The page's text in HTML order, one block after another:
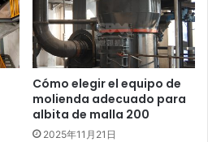
Cómo elegir el equipo de
molienda adecuado para
albita de malla 200
2025年11月21日